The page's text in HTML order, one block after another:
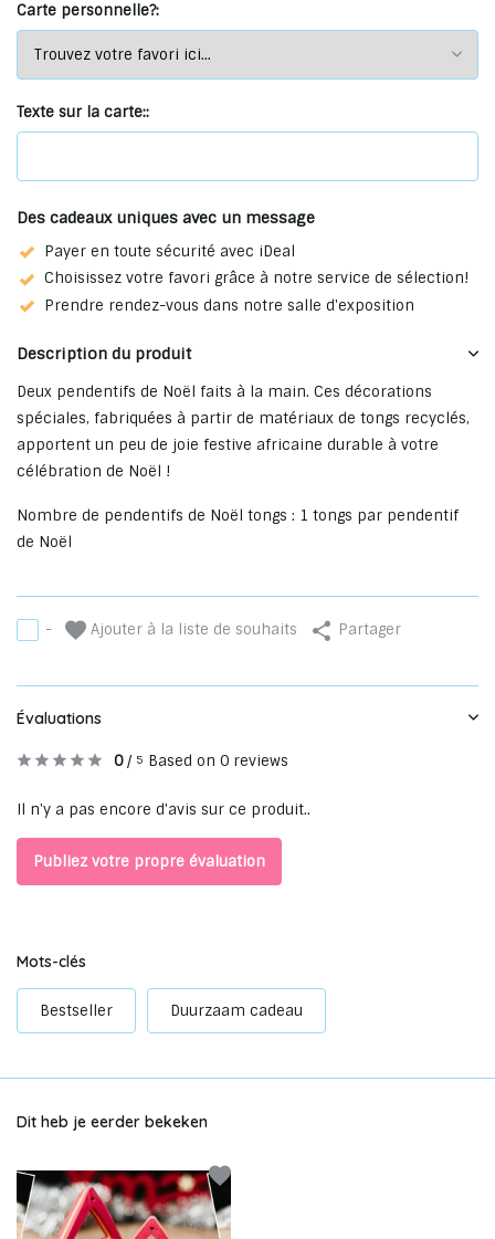
Carte personnelle?:
Texte sur la carte::
Des cadeaux uniques avec un message
Payer en toute sécurité avec iDeal
Choisissez votre favori grâce à notre service de sélection!
Prendre rendez-vous dans notre salle d'exposition
Description du produit
Deux pendentifs de Noël faits à la main. Ces décorations
spéciales, fabriquées à partir de matériaux de tongs recyclés,
apportent un peu de joie festive africaine durable à votre
célébration de Noël !
Nombre de pendentifs de Noël tongs : 1 tongs par pendentif
de Noël
- Ajouter à la liste de souhaits Partager
Évaluations
0/ 5 Based on 0 reviews
Il n'y a pas encore d'avis sur ce produit..
Publiez votre propre évaluation
Mots-clés
Bestseller Duurzaam cadeau
Dit heb je eerder bekeken